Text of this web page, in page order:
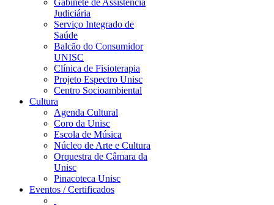
Gabinete de Assistência
Judiciária
Serviço Integrado de
Saúde
Balcão do Consumidor
UNISC
Clínica de Fisioterapia
Projeto Espectro Unisc
Centro Socioambiental
Cultura
Agenda Cultural
Coro da Unisc
Escola de Música
Núcleo de Arte e Cultura
Orquestra de Câmara da
Unisc
Pinacoteca Unisc
Eventos / Certificados